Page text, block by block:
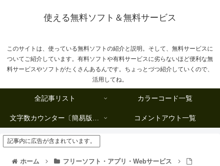
使える無料ソフト＆無料サービス
このサイトは、使っている無料ソフトの紹介と説明。そして、無料サービスに
ついてご紹介しています。有料ソフトや有料サービスに劣らないほど便利な無
料サービスやソフトがたくさんあるんです。ちょっとづつ紹介していくので、
活用してね。
全記事リスト カラーコード一覧
文字数カウンター〔簡易版複数行タイプ〕 コメントアウト一覧
記事内に広告が含まれています。
ホーム
フリーソフト・アプリ・Webサービス